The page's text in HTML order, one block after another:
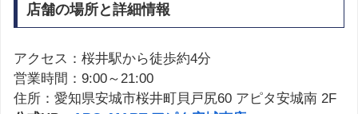
店舗の場所と詳細情報
アクセス：桜井駅から徒歩約4分
営業時間：9:00～21:00
住所：愛知県安城市桜井町貝戸尻60 アピタ安城南 2F